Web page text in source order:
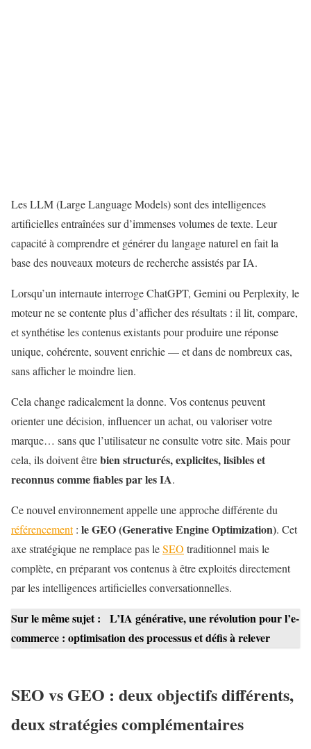
Les LLM (Large Language Models) sont des intelligences
artificielles entraînées sur d’immenses volumes de texte. Leur
capacité à comprendre et générer du langage naturel en fait la
base des nouveaux moteurs de recherche assistés par IA.
Lorsqu’un internaute interroge ChatGPT, Gemini ou Perplexity, le
moteur ne se contente plus d’afficher des résultats : il lit, compare,
et synthétise les contenus existants pour produire une réponse
unique, cohérente, souvent enrichie — et dans de nombreux cas,
sans afficher le moindre lien.
Cela change radicalement la donne. Vos contenus peuvent
orienter une décision, influencer un achat, ou valoriser votre
marque… sans que l’utilisateur ne consulte votre site. Mais pour
cela, ils doivent êtrebien structurés, explicites, lisibles et
reconnus comme fiables par les IA.
Ce nouvel environnement appelle une approche différente du
référencement: le GEO (Generative Engine Optimization). Cet
axe stratégique ne remplace pas leSEO traditionnel mais le
complète, en préparant vos contenus à être exploités directement
par les intelligences artificielles conversationnelles.
Sur le même sujet :
L’IA générative, une révolution pour l’e-
commerce : optimisation des processus et défis à relever
SEO vs GEO : deux objectifs différents,
deux stratégies complémentaires